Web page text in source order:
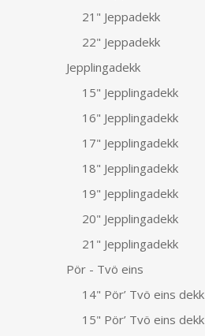
21" Jeppadekk
22" Jeppadekk
Jepplingadekk
15" Jepplingadekk
16" Jepplingadekk
17" Jepplingadekk
18" Jepplingadekk
19" Jepplingadekk
20" Jepplingadekk
21" Jepplingadekk
Pör - Tvö eins
14" Pör’ Tvö eins dekk
15" Pör’ Tvö eins dekk